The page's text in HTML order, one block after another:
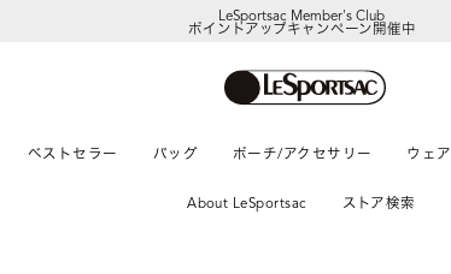
LeSportsac Member's Club
ポイントアップキャンペーン開催中
ベストセラー バッグ ポーチ/アクセサリー ウェア
About LeSportsac ストア検索